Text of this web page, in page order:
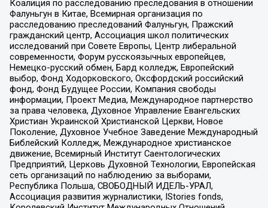
Коалиция по расследованию преследования в отношении
Фалуньгун в Китае, Всемирная организация по
расследованию преследований Фалуньгун, Пражский
гражданский центр, Ассоциация школ политических
исследований при Совете Европы, Центр либеральной
современности, Форум русскоязычных европейцев,
Немецко-русский обмен, Бард колледж, Европейский
выбор, Фонд Ходорковского, Оксфордский российский
фонд, Фонд Будущее России, Компания свободы
информации, Проект Медиа, Международное партнерство
за права человека, Духовное Управление Евангельских
Христиан Украинской Христианской Церкви, Новое
Поколение, Духовное Учебное Заведение Международный
Библейский Колледж, Международное христианское
движение, Всемирный Институт Саентологических
Предприятий, Церковь Духовной Технологии, Европейская
сеть организаций по наблюдению за выборами,
Республика Польша, СВОБОДНЫЙ ИДЕЛЬ-УРАЛ,
Ассоциация развития журналистики, IStories fonds,